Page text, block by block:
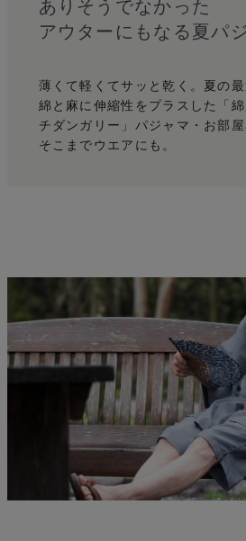
ありそうでなかった
アウターにもなる夏パ
薄くて軽くてサッと乾く。 夏の
綿と麻に伸縮性をプラスした
「
チダンガリー」 パジャマ・お部
そこまでウエアにも。